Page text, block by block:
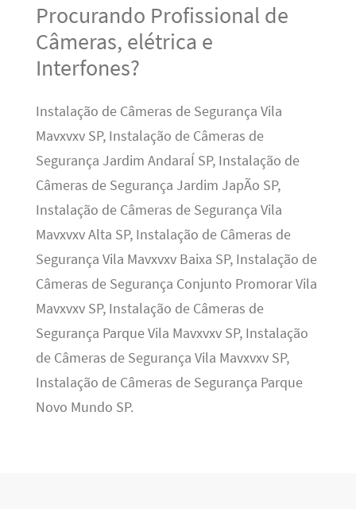
Procurando Profissional de
Câmeras, elétrica e
Interfones?
Instalação de Câmeras de Segurança Vila
Mavxvxv SP, Instalação de Câmeras de
Segurança Jardim AndaraÍ SP, Instalação de
Câmeras de Segurança Jardim JapÃo SP,
Instalação de Câmeras de Segurança Vila
Mavxvxv Alta SP, Instalação de Câmeras de
Segurança Vila Mavxvxv Baixa SP, Instalação de
Câmeras de Segurança Conjunto Promorar Vila
Mavxvxv SP, Instalação de Câmeras de
Segurança Parque Vila Mavxvxv SP, Instalação
de Câmeras de Segurança Vila Mavxvxv SP,
Instalação de Câmeras de Segurança Parque
Novo Mundo SP.